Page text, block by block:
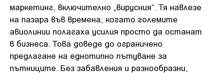
маркетинг, включително „вирусния“. Тя навлезе
на пазара във времена, когато големите
авиолинии полагаха усилия просто да останат
в бизнеса. Това доведе до ограничено
предлагане на еднотипно пътуване за
пътниците. Без забавления и разнообразни,